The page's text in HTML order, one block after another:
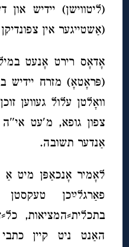
(ליטווישן) יידיש און
(אַשטייגער אין
אָדאָס רירט אָנעט
(פּראָטאָ) מזרח יידיש
וואָלטן עלול געווען
צפון גופא, מ′עט
אַנדער תשובה.
לאָמיר אָנכאַפּן מיט אַ
פאַרגלײַכן
בתכלית⸗המציאות,
האַנט ניט קיין